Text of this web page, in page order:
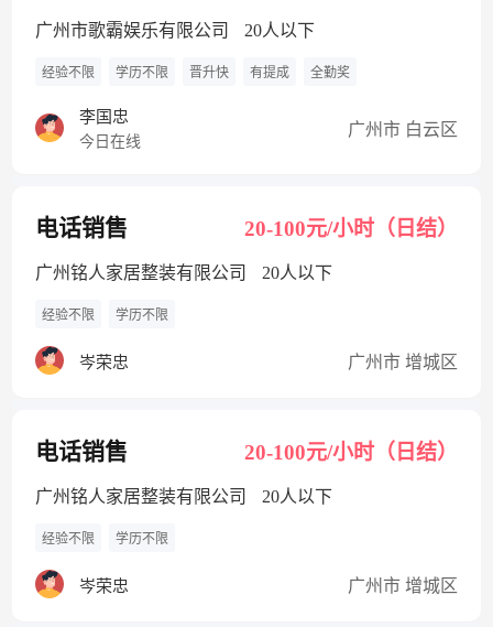
广州市歌霸娱乐有限公司 20人以下
经验不限 学历不限 晋升快 有提成 全勤奖
李国忠
今日在线
广州市 白云区
电话销售 20-100元/小时（日结）
广州铭人家居整装有限公司 20人以下
经验不限 学历不限
岑荣忠 广州市 增城区
电话销售 20-100元/小时（日结）
广州铭人家居整装有限公司 20人以下
经验不限 学历不限
岑荣忠 广州市 增城区